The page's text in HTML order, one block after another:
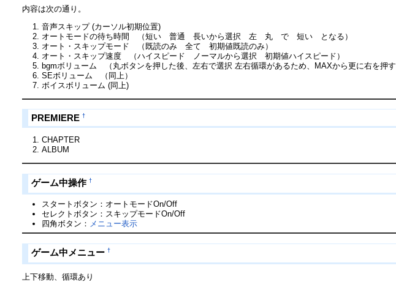
内容は次の通り。
音声スキップ (カーソル初期位置)
オートモードの待ち時間 （短い 普通 長いから選択 左 丸 で 短い となる）
オート・スキップモード （既読のみ 全て 初期値既読のみ）
オート・スキップ速度 （ハイスピード ノーマルから選択 初期値ハイスピード）
bgmボリューム （丸ボタンを押した後、左右で選択 左右循環があるため、MAXから更に右を押
SEボリューム （同上）
ボイスボリューム (同上)
PREMIERE †
CHAPTER
ALBUM
ゲーム中操作 †
スタートボタン：オートモードOn/Off
セレクトボタン：スキップモードOn/Off
四角ボタン： メニュー表示
ゲーム中メニュー †
上下移動、循環あり